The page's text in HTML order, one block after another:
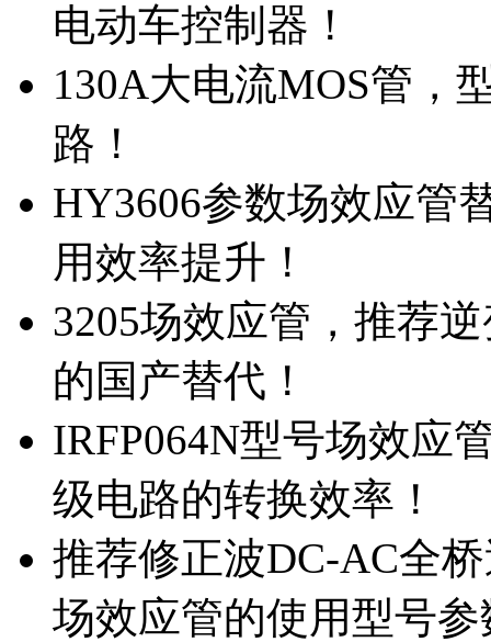
电动车控制器！
130A大电流MOS管，
路！
HY3606参数场效应管
用效率提升！
3205场效应管，推荐
的国产替代！
IRFP064N型号场效应
级电路的转换效率！
推荐修正波DC-AC全
场效应管的使用型号参